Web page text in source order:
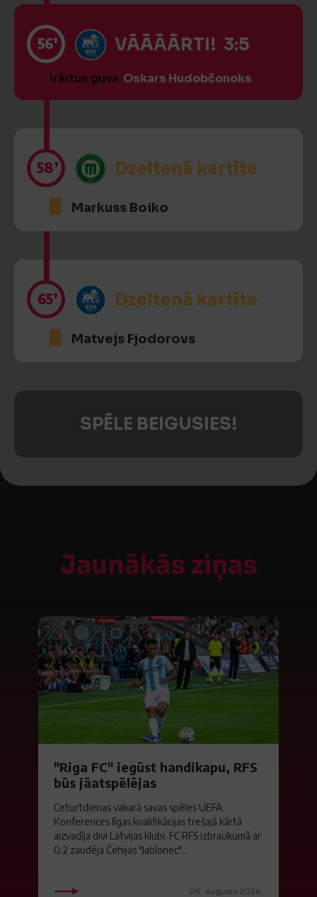
56’ VĀĀĀĀRTI! 3:5
Vārtus guva Oskars Hudobčonoks
58’ Dzeltenā kartīte
Markuss Boiko
65’ Dzeltenā kartīte
Matvejs Fjodorovs
SPĒLE BEIGUSIES!
Jaunākās ziņas
"Riga FC" iegūst handikapu, RFS
būs jāatspēlējas
Ceturtdienas vakarā savas spēles UEFA
Konferences līgas kvalifikācijas trešajā kārtā
aizvadīja divi Latvijas klubi. FC RFS izbraukumā ar
0:2 zaudēja Čehijas "Jablonec"...
06. augusts 2026.